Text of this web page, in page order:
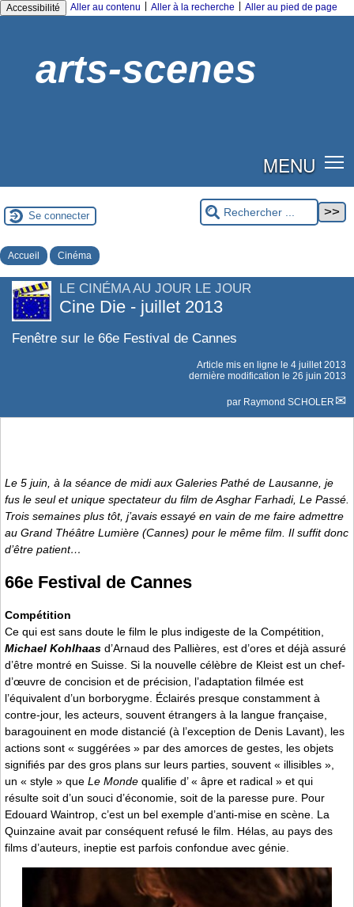
Accessibilité Aller au contenu Aller à la recherche Aller au pied de page
arts-scenes
MENU
Se connecter
Accueil Cinéma
LE CINÉMA AU JOUR LE JOUR
Cine Die - juillet 2013
Fenêtre sur le 66e Festival de Cannes
Article mis en ligne le 4 juillet 2013
dernière modification le 26 juin 2013
par Raymond SCHOLER
Le 5 juin, à la séance de midi aux Galeries Pathé de Lausanne, je
fus le seul et unique spectateur du film de Asghar Farhadi, Le Passé
Trois semaines plus tôt, j’avais essayé en vain de me faire admettre
au Grand Théâtre Lumière (Cannes) pour le même film. Il suffit donc
d’être patient…
66e Festival de Cannes
Compétition
Ce qui est sans doute le film le plus indigeste de la Compétition,
Michael Kohlhaas d’Arnaud des Pallières, est d’ores et déjà assuré
d’être montré en Suisse. Si la nouvelle célèbre de Kleist est un chef-
d’œuvre de concision et de précision, l’adaptation filmée est
l’équivalent d’un borborygme. Éclairés presque constamment à
contre-jour, les acteurs, souvent étrangers à la langue française,
baragouinent en mode distancié (à l’exception de Denis Lavant), les
actions sont « suggérées » par des amorces de gestes, les objets
signifiés par des gros plans sur leurs parties, souvent « illisibles »,
un « style » que Le Monde qualifie d’ « âpre et radical » et qui
résulte soit d’un souci d’économie, soit de la paresse pure. Pour
Edouard Waintrop, c’est un bel exemple d’anti-mise en scène. La
Quinzaine avait par conséquent refusé le film. Hélas, au pays des
films d’auteurs, ineptie est parfois confondue avec génie.